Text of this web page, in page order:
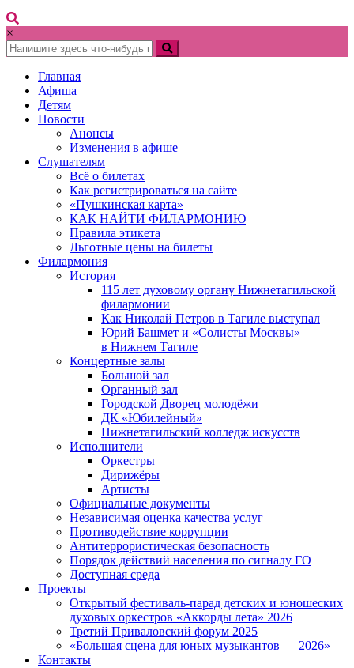
×
Главная
Афиша
Детям
Новости
Анонсы
Изменения в афише
Слушателям
Всё о билетах
Как регистрироваться на сайте
«Пушкинская карта»
КАК НАЙТИ ФИЛАРМОНИЮ
Правила этикета
Льготные цены на билеты
Филармония
История
115 лет духовому органу Нижнетагильской
филармонии
Как Николай Петров в Тагиле выступал
Юрий Башмет и «Солисты Москвы»
в Нижнем Тагиле
Концертные залы
Большой зал
Органный зал
Городской Дворец молодёжи
ДК «Юбилейный»
Нижнетагильский колледж искусств
Исполнители
Оркестры
Дирижёры
Артисты
Официальные документы
Независимая оценка качества услуг
Противодействие коррупции
Антитеррористическая безопасность
Порядок действий населения по сигналу ГО
Доступная среда
Проекты
Открытый фестиваль-парад детских и юношеских
духовых оркестров «Аккорды лета» 2026
Третий Приваловский форум 2025
«Большая сцена для юных музыкантов — 2026»
Контакты